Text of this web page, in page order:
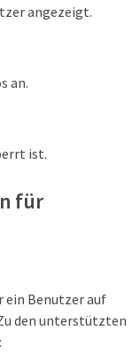
angezeigt.
an.
ist.
für
ein Benutzer auf
den unterstützten